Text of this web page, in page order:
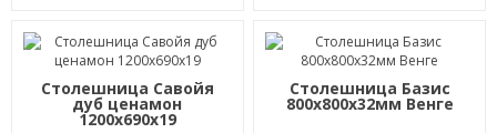
Столешница Савойя
дуб ценамон
1200х690х19
Столешница Базис
800х800х32мм Венге